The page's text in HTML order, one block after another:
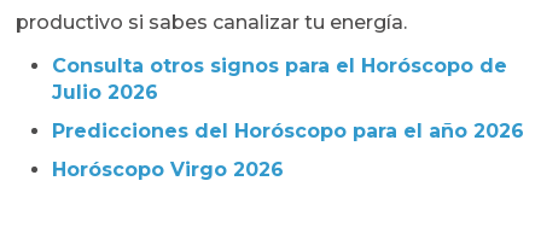
productivo si sabes canalizar tu energía.
Consulta otros signos para el Horóscopo de
Julio 2026
Predicciones del Horóscopo para el año 2026
Horóscopo Virgo 2026